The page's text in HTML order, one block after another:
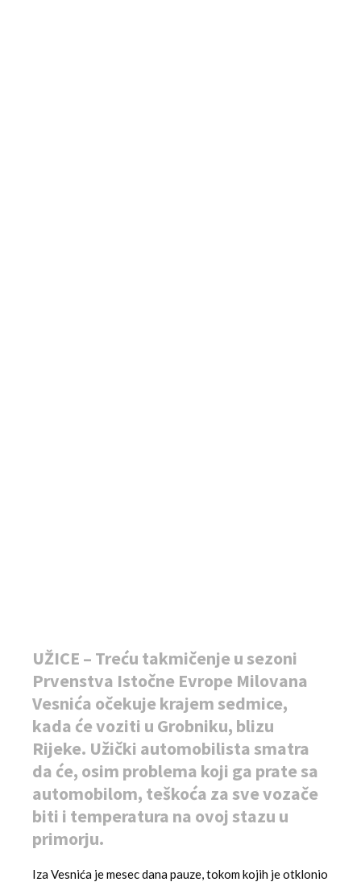
UŽICE – Treću takmičenje u sezoni
Prvenstva Istočne Evrope Milovana
Vesnića očekuje krajem sedmice,
kada će voziti u Grobniku, blizu
Rijeke. Užički automobilista smatra
da će, osim problema koji ga prate sa
automobilom, teškoća za sve vozače
biti i temperatura na ovoj stazu u
primorju.
Iza Vesnića je mesec dana pauze, tokom kojih je otklonio